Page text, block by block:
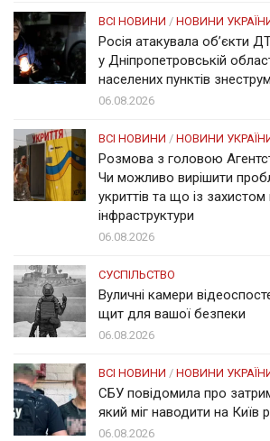
ВСІ НОВИНИ / НОВИНИ
Росія атакувала об’єкти
у Дніпропетровській
населених пунктів
06.08.2026
ВСІ НОВИНИ / НОВИНИ
Розмова з головою
Чи можливо вирішити
укриттів та що із захистом
інфраструктури
06.08.2026
СУСПІЛЬСТВО
Вуличні камери
щит для вашої безпеки
06.08.2026
ВСІ НОВИНИ / НОВИНИ
СБУ повідомила про
який міг наводити на Київ
06.08.2026